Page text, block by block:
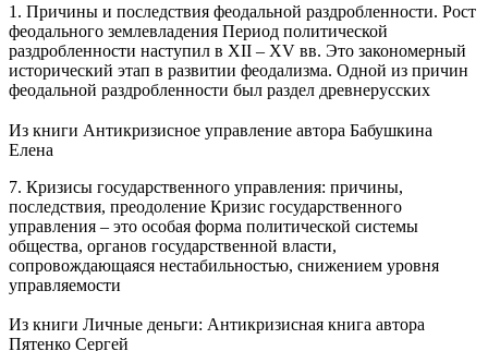
1. Причины и последствия феодальной раздробленности. Рост
феодального землевладения Период политической
раздробленности наступил в XII – XV вв. Это закономерный
исторический этап в развитии феодализма. Одной из причин
феодальной раздробленности был раздел древнерусских
Из книги Антикризисное управление автора Бабушкина
Елена
7. Кризисы государственного управления: причины,
последствия, преодоление Кризис государственного
управления – это особая форма политической системы
общества, органов государственной власти,
сопровождающаяся нестабильностью, снижением уровня
управляемости
Из книги Личные деньги: Антикризисная книга автора
Пятенко Сергей